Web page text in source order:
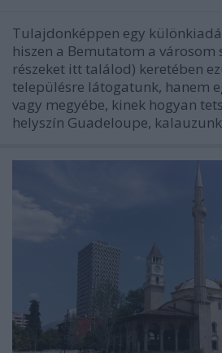
Tulajdonképpen egy
hiszen a Bemutatom a városom
részeket itt találod) keretében
településre látogatunk, hanem
vagy megyébe, kinek hogyan
helyszín Guadeloupe,